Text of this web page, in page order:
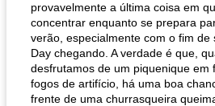
provavelmente a última coisa em
concentrar enquanto se prepara
verão, especialmente com o fim de
Day chegando. A verdade é que,
desfrutamos de um piquenique em
fogos de artifício, há uma boa
frente de uma churrasqueira